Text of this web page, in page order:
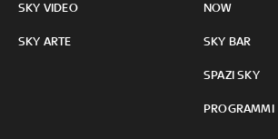
SKY VIDEO
SKY ARTE
NOW
SKY BAR
SPAZI SKY
PROGRAMMI